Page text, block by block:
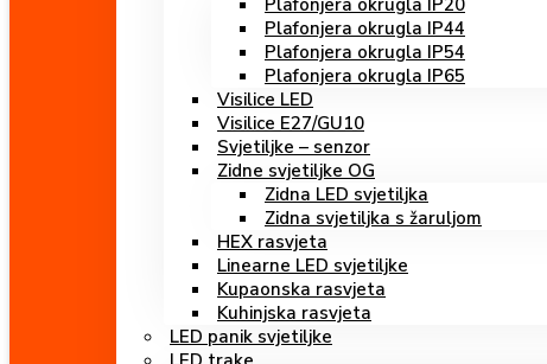
Plafonjera okrugla IP20
Plafonjera okrugla IP44
Plafonjera okrugla IP54
Plafonjera okrugla IP65
Visilice LED
Visilice E27/GU10
Svjetiljke – senzor
Zidne svjetiljke OG
Zidna LED svjetiljka
Zidna svjetiljka s žaruljom
HEX rasvjeta
Linearne LED svjetiljke
Kupaonska rasvjeta
Kuhinjska rasvjeta
LED panik svjetiljke